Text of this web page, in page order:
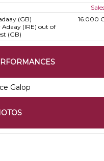
(GB)
Adaay (IRE) out of
(GB)
16.000
Galop